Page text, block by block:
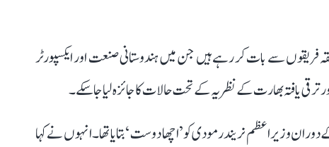
فریقوں سے بات کر رہے ہیں جن میں ہندوستانی صنعت اور ایکسپورٹر
ترقی یافتہ بھارت کے نظریہ کے تحت حالات کا جائزہ لیا جا سکے۔
وزیر اعظم نریندر مودی کو ’اچھا دوست‘ بتایا تھا۔ انہوں نے کہا